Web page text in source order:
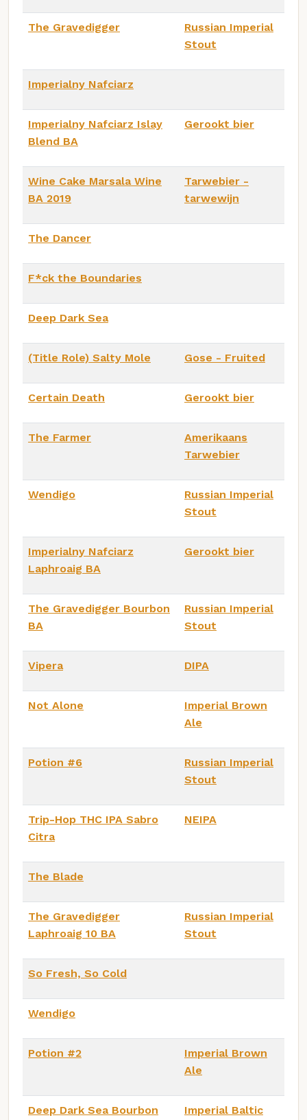
The Gravedigger
Russian Imperial
Stout
Imperialny Nafciarz
Imperialny Nafciarz Islay
Blend BA
Gerookt bier
Wine Cake Marsala Wine
BA 2019
Tarwebier -
tarwewijn
The Dancer
F*ck the Boundaries
Deep Dark Sea
(Title Role) Salty Mole Gose - Fruited
Certain Death Gerookt bier
The Farmer
Amerikaans
Tarwebier
Wendigo
Russian Imperial
Stout
Imperialny Nafciarz
Laphroaig BA
Gerookt bier
The Gravedigger Bourbon
BA
Russian Imperial
Stout
Vipera DIPA
Not Alone
Imperial Brown
Ale
Potion #6
Russian Imperial
Stout
Trip-Hop THC IPA Sabro
Citra
NEIPA
The Blade
The Gravedigger
Laphroaig 10 BA
Russian Imperial
Stout
So Fresh, So Cold
Wendigo
Potion #2
Imperial Brown
Ale
Deep Dark Sea Bourbon Imperial Baltic